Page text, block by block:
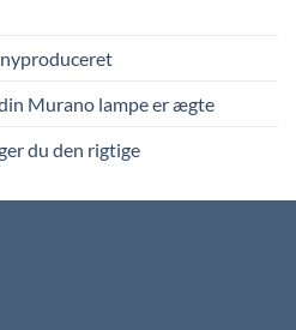
Murano lampe er ægte
du den rigtige